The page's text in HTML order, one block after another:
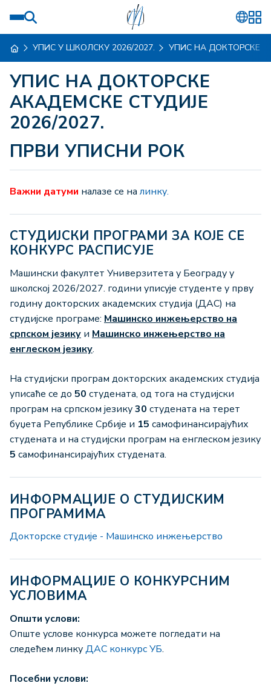
УПИС У ШКОЛСКУ 2026/2027. УПИС НА ДОКТОРСКЕ
УПИС НА ДОКТОРСКЕ
АКАДЕМСКЕ СТУДИЈЕ
2026/2027.
ПРВИ УПИСНИ РОК
Важни датуми налазе се на линку.
СТУДИЈСКИ ПРОГРАМИ ЗА КОЈЕ СЕ
КОНКУРС РАСПИСУЈЕ
Машински факултет Универзитета у Београду у
школској 2026/2027. години уписује студенте у прву
годину докторских академских студија (ДАС) на
студијске програме: Машинско инжењерство на
српском језику и Машинско инжењерство на
енглеском језику.
На студијски програм докторских академских студија
уписаће се до 50 студената, од тога на студијски
програм на српском језику30 студената на терет
буџета Републике Србије и 15 самофинансирајућих
студената и на студијски програм на енглеском језику
5 самофинансирајућих студената.
ИНФОРМАЦИЈЕ О СТУДИЈСКИМ
ПРОГРАМИМА
Докторске студије - Машинско инжењерствo
ИНФОРМАЦИЈЕ О КОНКУРСНИМ
УСЛОВИМА
Општи услови:
Опште услове конкурса можете погледати на
следећем линкуДАС конкурс УБ.
Посебни услови: